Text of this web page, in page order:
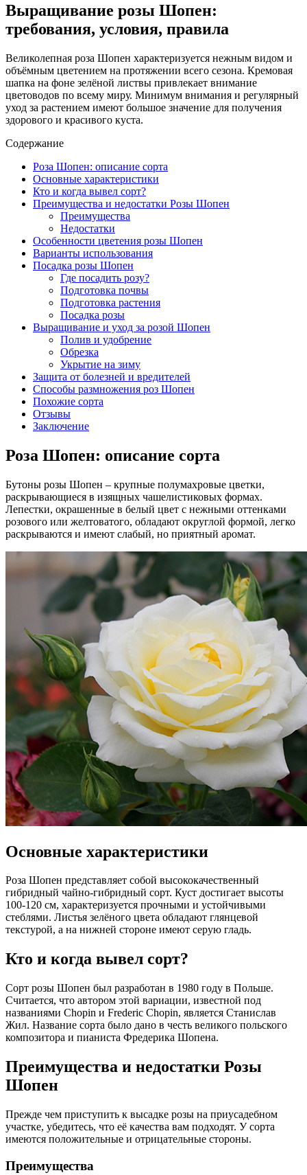
Выращивание розы Шопен:
требования, условия, правила
Великолепная роза Шопен характеризуется нежным видом и
объёмным цветением на протяжении всего сезона. Кремовая
шапка на фоне зелёной листвы привлекает внимание
цветоводов по всему миру. Минимум внимания и регулярный
уход за растением имеют большое значение для получения
здорового и красивого куста.
Содержание
Роза Шопен: описание сорта
Основные характеристики
Кто и когда вывел сорт?
Преимущества и недостатки Розы Шопен
Преимущества
Недостатки
Особенности цветения розы Шопен
Варианты использования
Посадка розы Шопен
Где посадить розу?
Подготовка почвы
Подготовка растения
Посадка розы
Выращивание и уход за розой Шопен
Полив и удобрение
Обрезка
Укрытие на зиму
Защита от болезней и вредителей
Способы размножения роз Шопен
Похожие сорта
Отзывы
Заключение
Роза Шопен: описание сорта
Бутоны розы Шопен – крупные полумахровые цветки,
раскрывающиеся в изящных чашелистиковых формах.
Лепестки, окрашенные в белый цвет с нежными оттенками
розового или желтоватого, обладают округлой формой, легко
раскрываются и имеют слабый, но приятный аромат.
Основные характеристики
Роза Шопен представляет собой высококачественный
гибридный чайно-гибридный сорт. Куст достигает высоты
100-120 см, характеризуется прочными и устойчивыми
стеблями. Листья зелёного цвета обладают глянцевой
текстурой, а на нижней стороне имеют серую гладь.
Кто и когда вывел сорт?
Сорт розы Шопен был разработан в 1980 году в Польше.
Считается, что автором этой вариации, известной под
названиями Chopin и Frederic Chopin, является Станислав
Жил. Название сорта было дано в честь великого польского
композитора и пианиста Фредерика Шопена.
Преимущества и недостатки Розы
Шопен
Прежде чем приступить к высадке розы на приусадебном
участке, убедитесь, что её качества вам подходят. У сорта
имеются положительные и отрицательные стороны.
Преимущества